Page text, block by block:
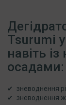
Tsurumi
навіть
осадами:
зневоднення
зневоднення